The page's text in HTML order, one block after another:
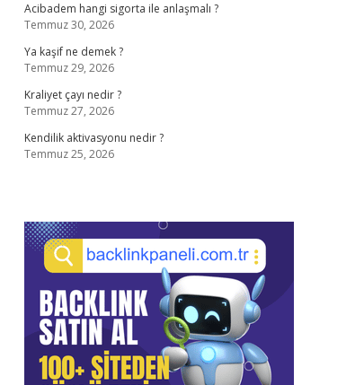
Acibadem hangi sigorta ile anlaşmalı ?
Temmuz 30, 2026
Ya kaşif ne demek ?
Temmuz 29, 2026
Kraliyet çayı nedir ?
Temmuz 27, 2026
Kendilik aktivasyonu nedir ?
Temmuz 25, 2026